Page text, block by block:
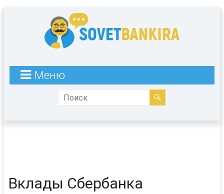
Меню
Вклады Сбербанка